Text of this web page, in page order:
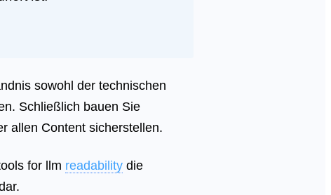
sowohl der technischen
Schließlich bauen Sie
allen Content sicherstellen.
for llm readabilitydie